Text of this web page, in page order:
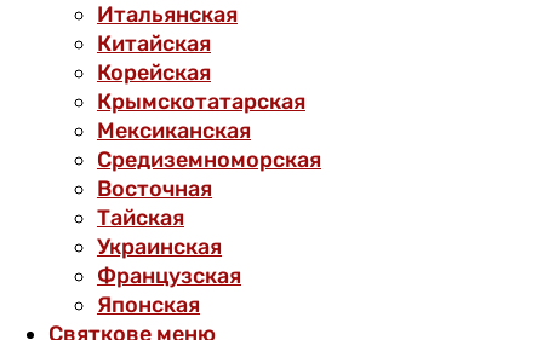
Итальянская
Китайская
Корейская
Крымскотатарская
Мексиканская
Средиземноморская
Восточная
Тайская
Украинская
Французская
Японская
Святкове меню